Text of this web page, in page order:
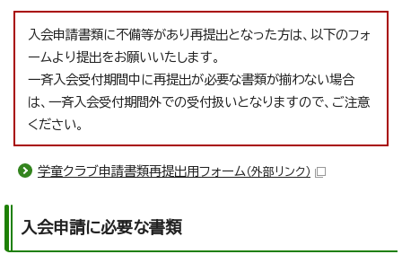
入会申請書類に不備等があり再提出となった方は、以下のフォ
ームより提出をお願いいたします。
一斉入会受付期間中に再提出が必要な書類が揃わない場合
は、一斉入会受付期間外での受付扱いとなりますので、ご注意
ください。
学童クラブ申請書類再提出用フォーム （外部リンク）
入会申請に必要な書類